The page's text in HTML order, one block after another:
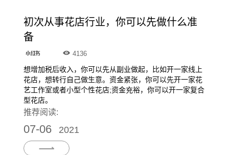
初次从事花店行业，你可以先做什么准
备
4136
想增加税后收入，你可以先从副业做起，比如开一家线上
花店，想转行自己做生意。资金紧张，你可以先开一家花
艺工作室或者小型个性花店;资金充裕，你可以开一家复合
型花店。
推荐阅读:
07-06 2021